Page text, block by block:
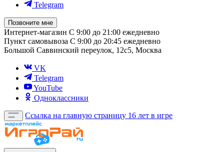
Telegram
Позвоните мне
Интернет-магазин С 9:00 до 21:00 ежедневно
Пункт самовывоза С 9:00 до 20:45 ежедневно
Большой Саввинский переулок, 12с5, Москва
VK
Telegram
YouTube
Одноклассники
Ссылка на главную страницу 16 лет в игре